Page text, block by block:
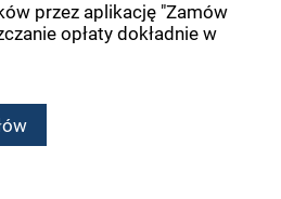
przez aplikację "Zamów
opłaty dokładnie w